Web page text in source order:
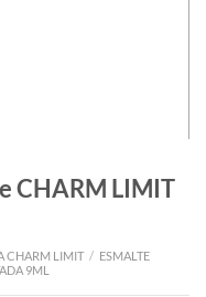
CHARM LIMIT
CHARM LIMIT / ESMALTE
9ML